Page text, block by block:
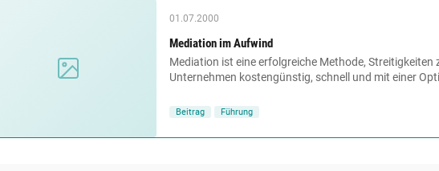
01.07.2000
Mediation im Aufwind
Mediation ist eine erfolgreiche Methode,
Unternehmen kostengünstig, schnell und mit einer
Beitrag Führung